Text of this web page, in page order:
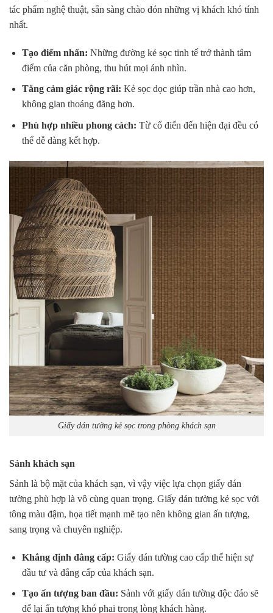
tác phẩm nghệ thuật, sẵn sàng chào đón những vị khách khó tính
nhất.
Tạo điểm nhấn: Những đường kẻ sọc tinh tế trở thành tâm
điểm của căn phòng, thu hút mọi ánh nhìn.
Tăng cảm giác rộng rãi: Kẻ sọc dọc giúp trần nhà cao hơn,
không gian thoáng đãng hơn.
Phù hợp nhiều phong cách: Từ cổ điển đến hiện đại đều có
thể dễ dàng kết hợp.
Giấy dán tường kẻ sọc trong phòng khách sạn
Sảnh khách sạn
Sảnh là bộ mặt của khách sạn, vì vậy việc lựa chọn giấy dán
tường phù hợp là vô cùng quan trọng. Giấy dán tường kẻ sọc với
tông màu đậm, họa tiết mạnh mẽ tạo nên không gian ấn tượng,
sang trọng và chuyên nghiệp.
Khẳng định đẳng cấp: Giấy dán tường cao cấp thể hiện sự
đầu tư và đẳng cấp của khách sạn.
Tạo ấn tượng ban đầu: Sảnh với giấy dán tường độc đáo sẽ
để lại ấn tượng khó phai trong lòng khách hàng.